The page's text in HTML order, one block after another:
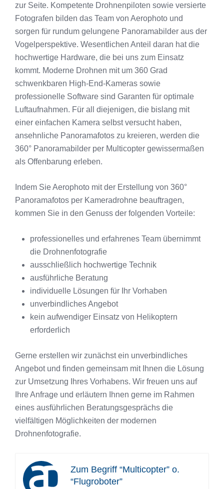
zur Seite. Kompetente Drohnenpiloten sowie versierte
Fotografen bilden das Team von Aerophoto und
sorgen für rundum gelungene Panoramabilder aus der
Vogelperspektive. Wesentlichen Anteil daran hat die
hochwertige Hardware, die bei uns zum Einsatz
kommt. Moderne Drohnen mit um 360 Grad
schwenkbaren High-End-Kameras sowie
professionelle Software sind Garanten für optimale
Luftaufnahmen. Für all diejenigen, die bislang mit
einer einfachen Kamera selbst versucht haben,
ansehnliche Panoramafotos zu kreieren, werden die
360° Panoramabilder per Multicopter gewissermaßen
als Offenbarung erleben.
Indem Sie Aerophoto mit der Erstellung von 360°
Panoramafotos per Kameradrohne beauftragen,
kommen Sie in den Genuss der folgenden Vorteile:
professionelles und erfahrenes Team übernimmt
die Drohnenfotografie
ausschließlich hochwertige Technik
ausführliche Beratung
individuelle Lösungen für Ihr Vorhaben
unverbindliches Angebot
kein aufwendiger Einsatz von Helikoptern
erforderlich
Gerne erstellen wir zunächst ein unverbindliches
Angebot und finden gemeinsam mit Ihnen die Lösung
zur Umsetzung Ihres Vorhabens. Wir freuen uns auf
Ihre Anfrage und erläutern Ihnen gerne im Rahmen
eines ausführlichen Beratungsgesprächs die
vielfältigen Möglichkeiten der modernen
Drohnenfotografie.
Zum Begriff “Multicopter” o.
“Flugroboter”